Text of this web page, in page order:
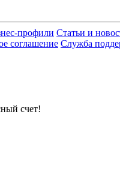
профили Статьи и
соглашение Служба
счет!